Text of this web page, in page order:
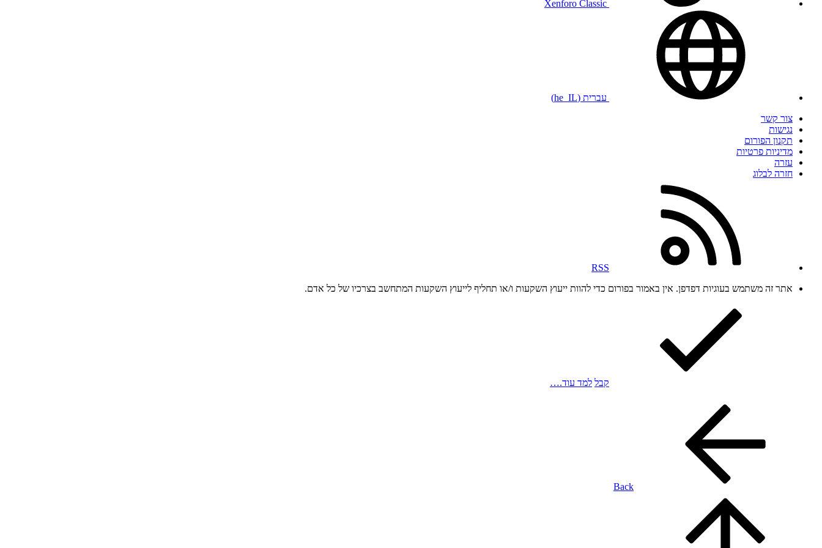
עברית (he_IL)
צור קשר
נגישות
תקנון הפורום
מדיניות פרטיות
עזרה
חזרה לבלוג
RSS
אתר זה משתמש בעוגיות דפדפן. אין באמור בפורום כדי להוות ייעוץ השקעות ו/או תחליף לייעוץ השקעות המתחשב בצרכיו של כל אדם.
קבל למד עוד.…
Back